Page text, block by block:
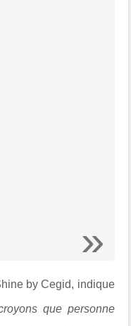
by Cegid, indique
que personne